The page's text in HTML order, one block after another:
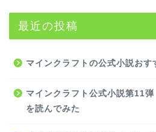
最近の投稿
マインクラフトの公式小説おす
マインクラフト公式小説第11弾
を読んでみた